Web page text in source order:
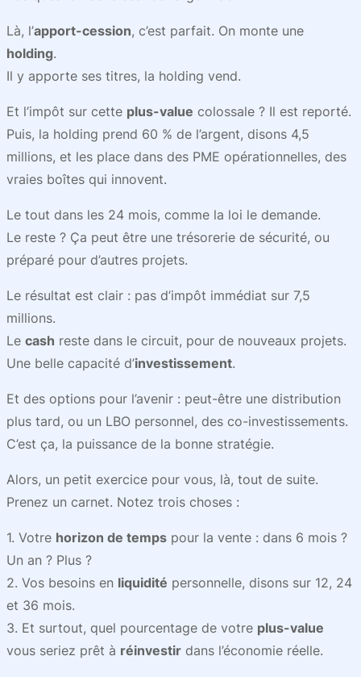
Là, l’apport-cession, c’est parfait. On monte une
holding.
Il y apporte ses titres, la holding vend.
Et l’impôt sur cette plus-value colossale ? Il est reporté.
Puis, la holding prend 60 % de l’argent, disons 4,5
millions, et les place dans des PME opérationnelles, des
vraies boîtes qui innovent.
Le tout dans les 24 mois, comme la loi le demande.
Le reste ? Ça peut être une trésorerie de sécurité, ou
préparé pour d’autres projets.
Le résultat est clair : pas d’impôt immédiat sur 7,5
millions.
Le cash reste dans le circuit, pour de nouveaux projets.
Une belle capacité d’investissement.
Et des options pour l’avenir : peut-être une distribution
plus tard, ou un LBO personnel, des co-investissements.
C’est ça, la puissance de la bonne stratégie.
Alors, un petit exercice pour vous, là, tout de suite.
Prenez un carnet. Notez trois choses :
1. Votre horizon de temps pour la vente : dans 6 mois ?
Un an ? Plus ?
2. Vos besoins en liquidité personnelle, disons sur 12, 24
et 36 mois.
3. Et surtout, quel pourcentage de votre plus-value
vous seriez prêt à réinvestir dans l’économie réelle.